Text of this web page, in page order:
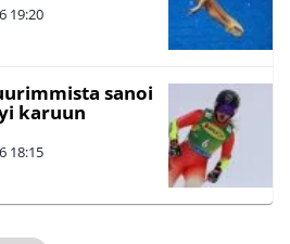
19:20
sanoi
karuun
18:15